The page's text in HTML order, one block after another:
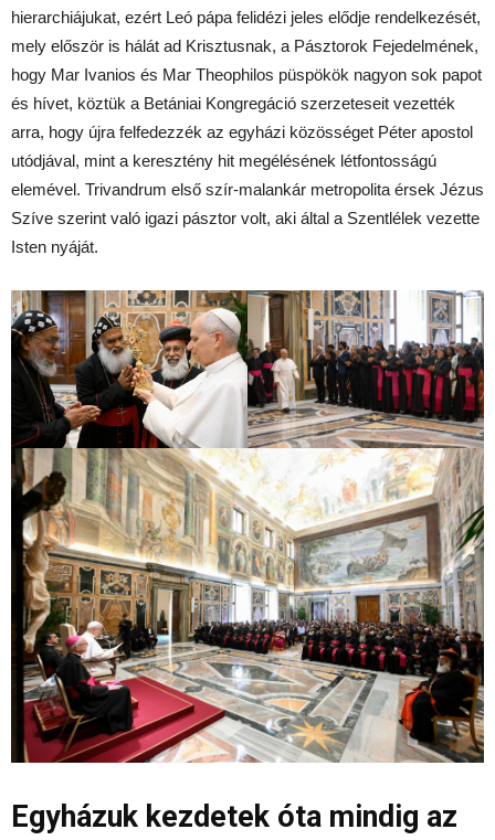
hierarchiájukat, ezért Leó pápa felidézi jeles elődje rendelkezését,
mely először is hálát ad Krisztusnak, a Pásztorok Fejedelmének,
hogy Mar Ivanios és Mar Theophilos püspökök nagyon sok papot
és hívet, köztük a Betániai Kongregáció szerzeteseit vezették
arra, hogy újra felfedezzék az egyházi közösséget Péter apostol
utódjával, mint a keresztény hit megélésének létfontosságú
elemével. Trivandrum első szír-malankár metropolita érsek Jézus
Szíve szerint való igazi pásztor volt, aki által a Szentlélek vezette
Isten nyáját.
Egyházuk kezdetek óta mindig az